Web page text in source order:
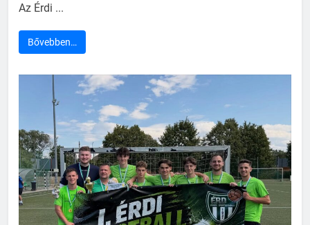
Az Érdi ...
Bővebben…